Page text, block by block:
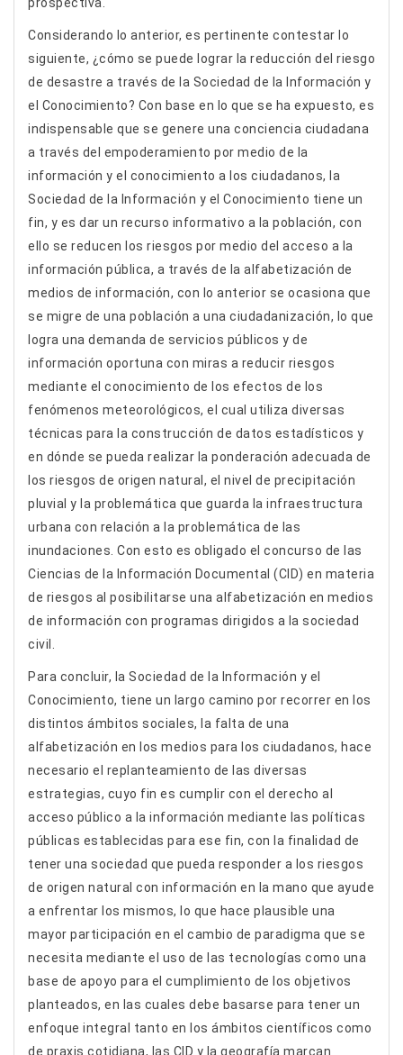
prospectiva.
Considerando lo anterior, es pertinente contestar lo
siguiente, ¿cómo se puede lograr la reducción del riesgo
de desastre a través de la Sociedad de la Información y
el Conocimiento? Con base en lo que se ha expuesto, es
indispensable que se genere una conciencia ciudadana
a través del empoderamiento por medio de la
información y el conocimiento a los ciudadanos, la
Sociedad de la Información y el Conocimiento tiene un
fin, y es dar un recurso informativo a la población, con
ello se reducen los riesgos por medio del acceso a la
información pública, a través de la alfabetización de
medios de información, con lo anterior se ocasiona que
se migre de una población a una ciudadanización, lo que
logra una demanda de servicios públicos y de
información oportuna con miras a reducir riesgos
mediante el conocimiento de los efectos de los
fenómenos meteorológicos, el cual utiliza diversas
técnicas para la construcción de datos estadísticos y
en dónde se pueda realizar la ponderación adecuada de
los riesgos de origen natural, el nivel de precipitación
pluvial y la problemática que guarda la infraestructura
urbana con relación a la problemática de las
inundaciones. Con esto es obligado el concurso de las
Ciencias de la Información Documental (CID) en materia
de riesgos al posibilitarse una alfabetización en medios
de información con programas dirigidos a la sociedad
civil.
Para concluir, la Sociedad de la Información y el
Conocimiento, tiene un largo camino por recorrer en los
distintos ámbitos sociales, la falta de una
alfabetización en los medios para los ciudadanos, hace
necesario el replanteamiento de las diversas
estrategias, cuyo fin es cumplir con el derecho al
acceso público a la información mediante las políticas
públicas establecidas para ese fin, con la finalidad de
tener una sociedad que pueda responder a los riesgos
de origen natural con información en la mano que ayude
a enfrentar los mismos, lo que hace plausible una
mayor participación en el cambio de paradigma que se
necesita mediante el uso de las tecnologías como una
base de apoyo para el cumplimiento de los objetivos
planteados, en las cuales debe basarse para tener un
enfoque integral tanto en los ámbitos científicos como
de praxis cotidiana, las CID y la geografía marcan